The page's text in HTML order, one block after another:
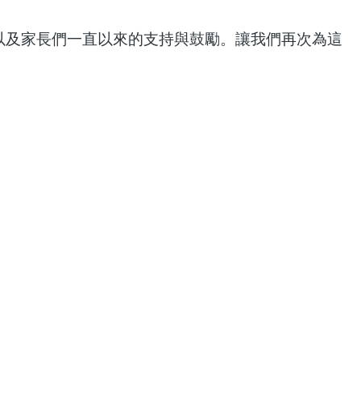
家長們一直以來的支持與鼓勵。讓我們再次為這